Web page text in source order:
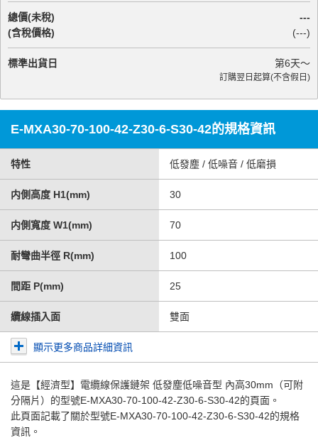
總價(未稅)
(含稅價格)
---
(---)
標準出貨日 第6天～
訂購翌日起算(不含假日)
E-MXA30-70-100-42-Z30-6-S30-42的規格資訊
特性 低發塵 / 低噪音 / 低磨損
内側高度 H1(mm) 30
内側寬度 W1(mm) 70
耐彎曲半徑 R(mm) 100
間距 P(mm) 25
纜線插入面 雙面
顯示更多商品詳細資訊
這是 【經濟型】電纜線保護鏈架 低發塵低噪音型 內高30mm（可附
分隔片） 的型號E-MXA30-70-100-42-Z30-6-S30-42的頁面。
此頁面記載了關於型號E-MXA30-70-100-42-Z30-6-S30-42的規格
資訊。